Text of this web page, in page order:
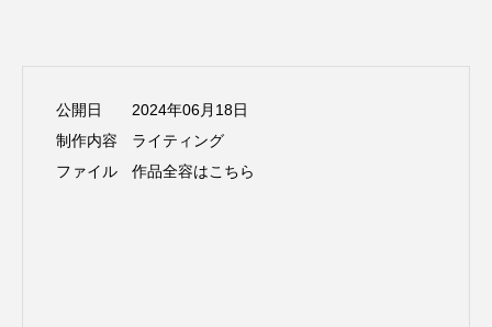
公開日
2024年06月18日
制作内容
ライティング
ファイル
作品全容はこちら